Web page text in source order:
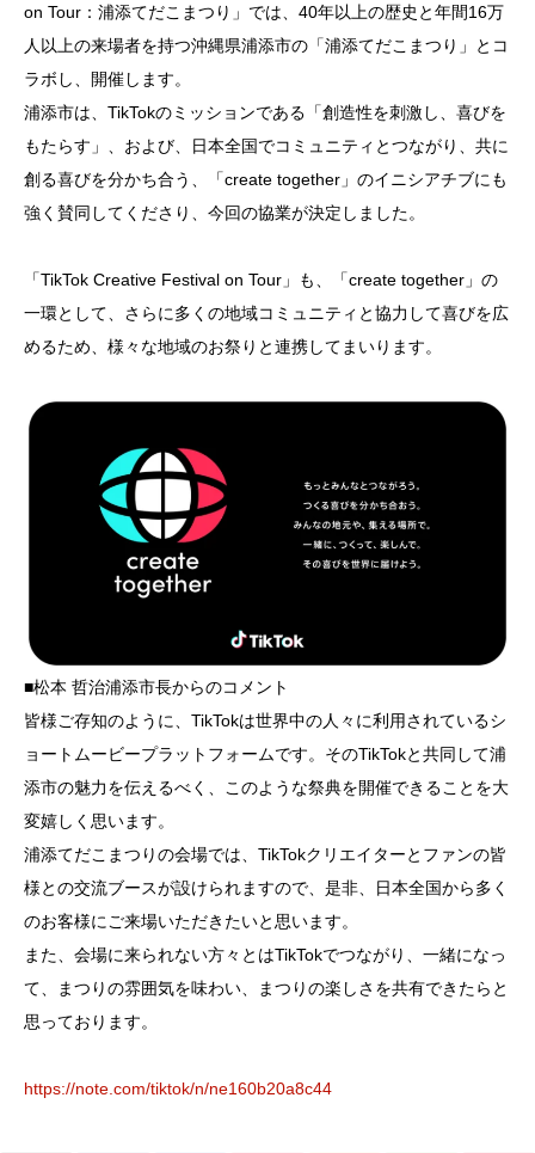
on Tour：浦添てだこまつり」では、40年以上の歴史と年間16万
人以上の来場者を持つ沖縄県浦添市の「浦添てだこまつり」とコ
ラボし、開催します。
浦添市は、TikTokのミッションである「創造性を刺激し、喜びを
もたらす」、および、日本全国でコミュニティとつながり、共に
創る喜びを分かち合う、「create together」のイニシアチブにも
強く賛同してくださり、今回の協業が決定しました。
「TikTok Creative Festival on Tour」も、「create together」の
一環として、さらに多くの地域コミュニティと協力して喜びを広
めるため、様々な地域のお祭りと連携してまいります。
■松本 哲治浦添市長からのコメント
皆様ご存知のように、TikTokは世界中の人々に利用されているシ
ョートムービープラットフォームです。そのTikTokと共同して浦
添市の魅力を伝えるべく、このような祭典を開催できることを大
変嬉しく思います。
浦添てだこまつりの会場では、TikTokクリエイターとファンの皆
様との交流ブースが設けられますので、是非、日本全国から多く
のお客様にご来場いただきたいと思います。
また、会場に来られない方々とはTikTokでつながり、一緒になっ
て、まつりの雰囲気を味わい、まつりの楽しさを共有できたらと
思っております。
https://note.com/tiktok/n/ne160b20a8c44